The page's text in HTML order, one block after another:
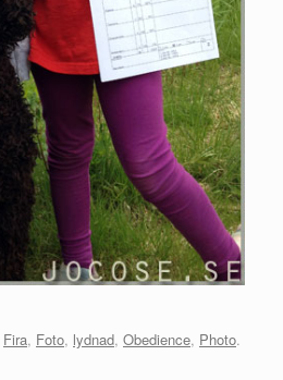
Fira, Foto, lydnad, Obedience, Photo.